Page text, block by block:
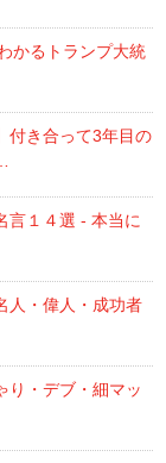
かるトランプ大統
付き合って3年目の
言１４選 - 本当に
人・偉人・成功者
り・デブ・細マッ